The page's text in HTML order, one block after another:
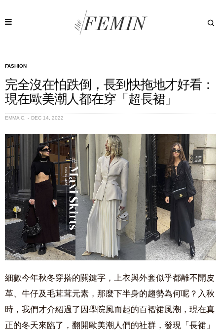
FASHION
完全沒在怕跌倒，長到快拖地才好看：
現在歐美潮人都在穿「超長裙」
EMMA C. DEC 14, 2022
細數今年秋冬穿搭的關鍵字，上衣與外套似乎都離不開皮
革、牛仔及毛茸茸元素，那麼下半身的趨勢為何呢？入秋
時，我們才介紹過了因學院風而起的百褶裙風潮，現在真
正的冬天來臨了，翻開歐美潮人們的社群，發現「長裙」